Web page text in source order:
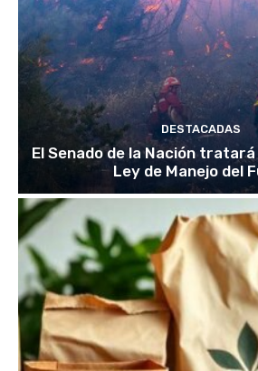
DESTACADAS
El Senado de la Nación
Ley de Manejo del